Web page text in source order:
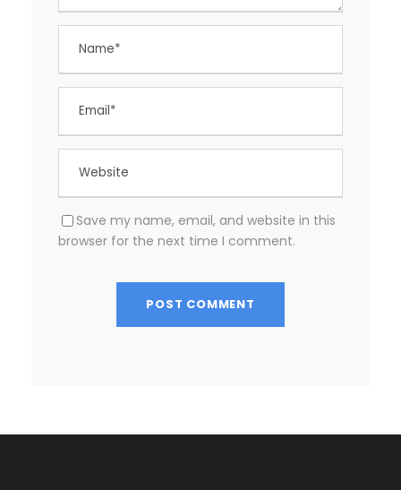
Save my name, email, and website in this
browser for the next time I comment.